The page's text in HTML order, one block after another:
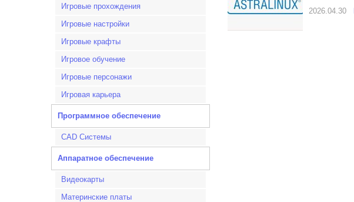
Игровые прохождения
Игровые настройки
Игровые крафты
Игровое обучение
Игровые персонажи
Игровая карьера
Программное обеспечение
CAD Системы
Аппаратное обеспечение
Видеокарты
Материнские платы
2026.04.30